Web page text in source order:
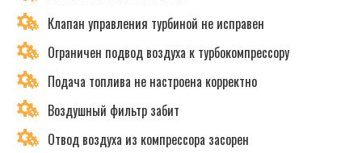
Клапан управления турбиной не исправен
Ограничен подвод воздуха к турбокомпрессору
Подача топлива не настроена корректно
Воздушный фильтр забит
Отвод воздуха из компрессора засорен